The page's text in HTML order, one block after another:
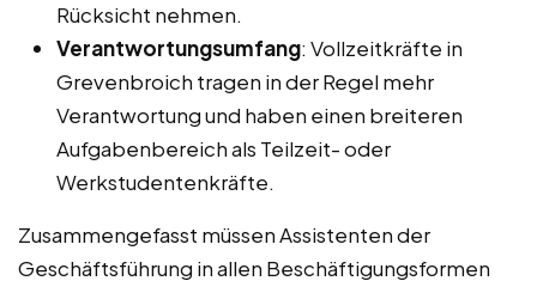
Rücksicht nehmen.
Verantwortungsumfang: Vollzeitkräfte in
Grevenbroich tragen in der Regel mehr
Verantwortung und haben einen breiteren
Aufgabenbereich als Teilzeit- oder
Werkstudentenkräfte.
Zusammengefasst müssen Assistenten der
Geschäftsführung in allen Beschäftigungsformen